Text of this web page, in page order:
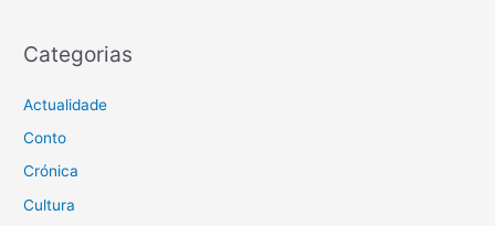
Categorias
Actualidade
Conto
Crónica
Cultura